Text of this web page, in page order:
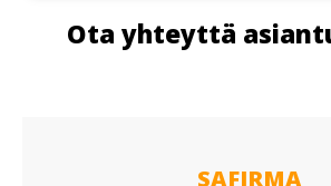
Ota yhteyttä
SAFIRMA